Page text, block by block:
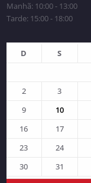
Manhã: 10:00 - 13:00
Tarde: 15:00 - 18:00
D S
2
3
9
10
16
17
23
24
30
31